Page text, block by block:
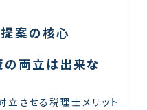
案の核心
両立は出来な
立させる税理士メリット